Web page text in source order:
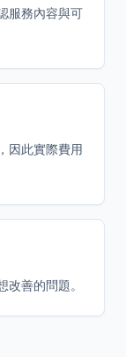
服務內容與可
因此實際費用
善的問題。